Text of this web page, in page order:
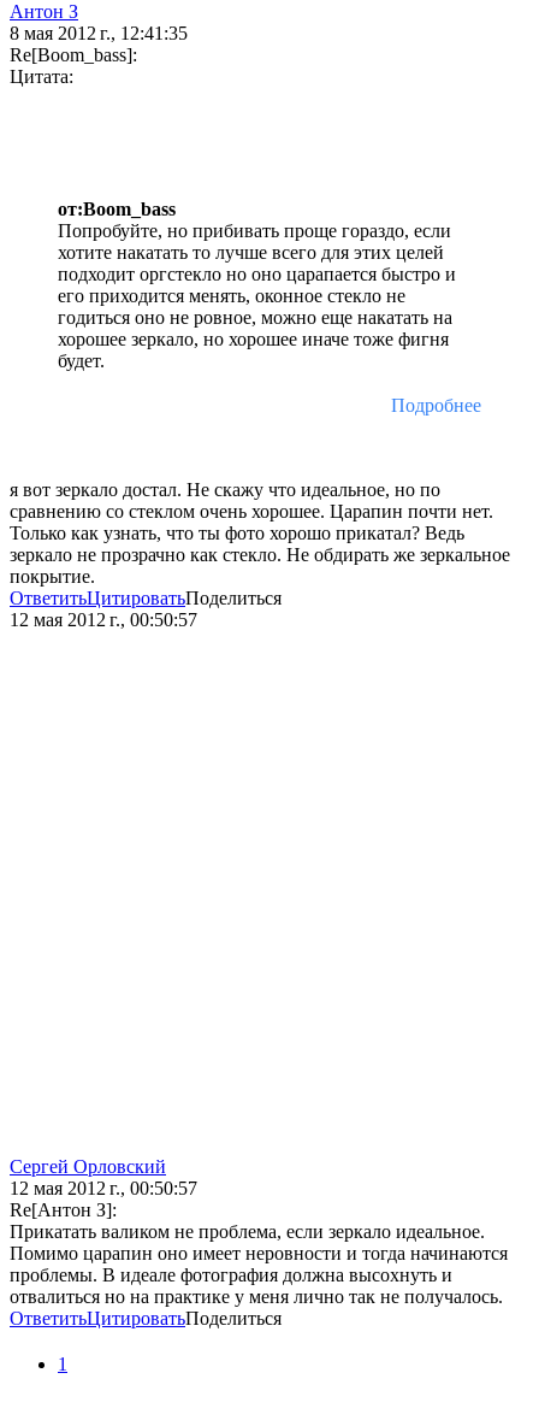
Антон З
8 мая 2012 г., 12:41:35
Re[Boom_bass]:
Цитата:
от:Boom_bass
Попробуйте, но прибивать проще гораздо, если
хотите накатать то лучше всего для этих целей
подходит оргстекло но оно царапается быстро и
его приходится менять, оконное стекло не
годиться оно не ровное, можно еще накатать на
хорошее зеркало, но хорошее иначе тоже фигня
будет.
Подробнее
я вот зеркало достал. Не скажу что идеальное, но по
сравнению со стеклом очень хорошее. Царапин почти нет.
Только как узнать, что ты фото хорошо прикатал? Ведь
зеркало не прозрачно как стекло. Не обдирать же зеркальное
покрытие.
ОтветитьЦитироватьПоделиться
12 мая 2012 г., 00:50:57
Сергей Орловский
12 мая 2012 г., 00:50:57
Re[Антон З]:
Прикатать валиком не проблема, если зеркало идеальное.
Помимо царапин оно имеет неровности и тогда начинаются
проблемы. В идеале фотография должна высохнуть и
отвалиться но на практике у меня лично так не получалось.
ОтветитьЦитироватьПоделиться
1